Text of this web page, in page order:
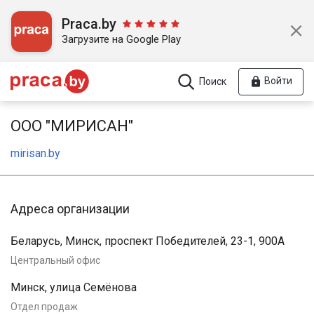
Praca.by
Загрузите на Google Play
Поиск Войти
ООО "МИРИСАН"
mirisan.by
Адреса организации
Беларусь, Минск, проспект Победителей, 23-1, 900А
Центральный офис
Минск, улица Семёнова
Отдел продаж